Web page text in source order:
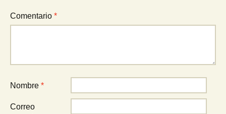
Comentario *
Nombre *
Correo